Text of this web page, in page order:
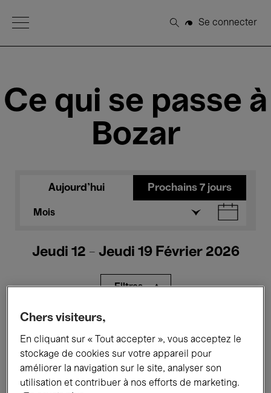
Open Menu
Rechercher
Se connecter
Ce qui se passe à
Bozar
Aujourd'hui Prochains 7 jours
Mois
Jeudi 12 - Jeudi 19 Février 2026
Filtres
Expositions Films Performances
Rencontres & Débats Jazz
Chers visiteurs,
En cliquant sur « Tout accepter », vous acceptez le
stockage de cookies sur votre appareil pour
améliorer la navigation sur le site, analyser son
utilisation et contribuer à nos efforts de marketing.